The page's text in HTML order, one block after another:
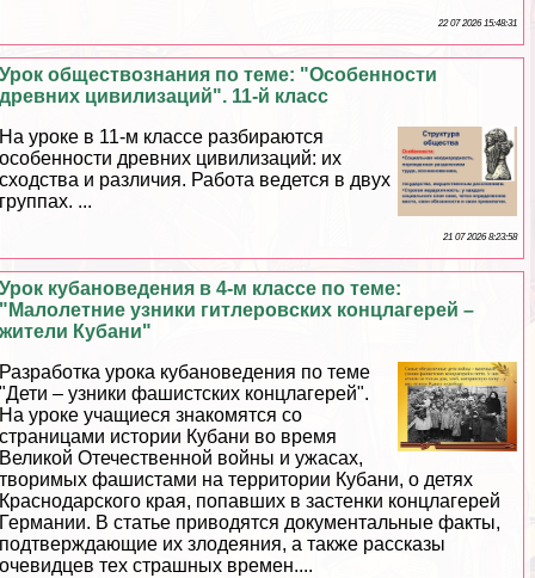
22 07 2026 15:48:31
Урок обществознания по теме: "Особенности
древних цивилизаций". 11-й класс
На уроке в 11-м классе разбираются
особенности древних цивилизаций: их
сходства и различия. Работа ведется в двух
группах. ...
21 07 2026 8:23:58
Урок кубановедения в 4-м классе по теме:
"Малолетние узники гитлеровских концлагерей –
жители Кубани"
Разработка урока кубановедения по теме
"Дети – узники фашистских концлагерей".
На уроке учащиеся знакомятся со
страницами истории Кубани во время
Великой Отечественной войны и ужасах,
творимых фашистами на территории Кубани, о детях
Краснодарского края, попавших в застенки концлагерей
Германии. В статье приводятся документальные факты,
подтверждающие их злодеяния, а также рассказы
очевидцев тех страшных времен....